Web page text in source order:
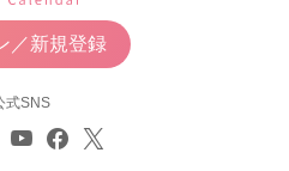
／新規登録
式SNS